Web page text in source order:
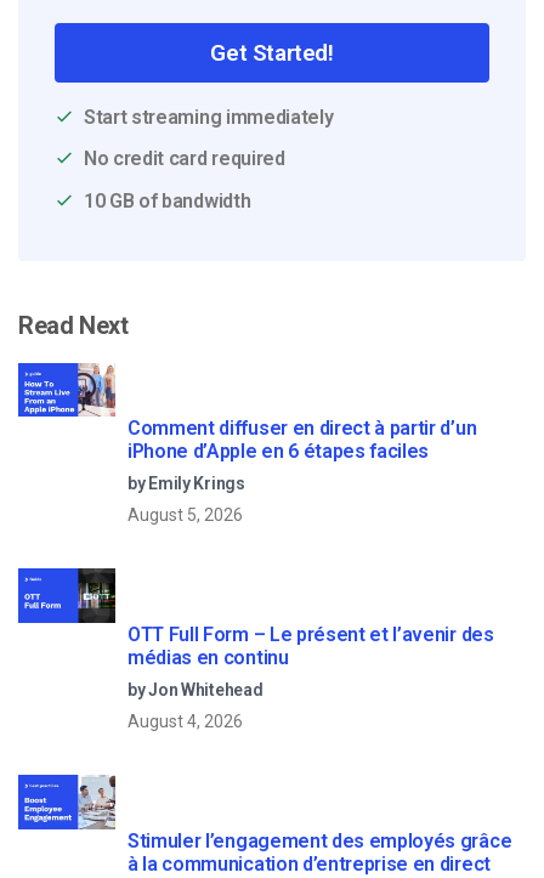
Get Started!
Start streaming immediately
No credit card required
10 GB of bandwidth
Read Next
Comment diffuser en direct à partir d’un
iPhone d’Apple en 6 étapes faciles
by Emily Krings
August 5, 2026
OTT Full Form – Le présent et l’avenir des
médias en continu
by Jon Whitehead
August 4, 2026
Stimuler l’engagement des employés grâce
à la communication d’entreprise en direct